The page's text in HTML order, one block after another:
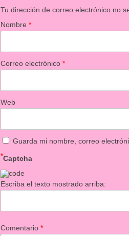
Tu dirección de correo electrónico no
Nombre*
Correo electrónico*
Web
Guarda mi nombre, correo
Captcha
*
Escriba el texto mostrado arriba:
Comentario*